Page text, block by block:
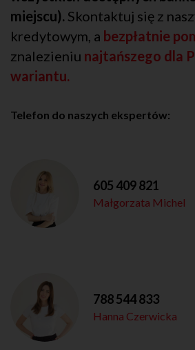
miejscu). Skontaktuj się z
kredytowym, a bezpłatnie
znalezieniu najtańszego dla
wariantu.
Telefon do naszych ekspertów:
605 409 821
Małgorzata Michel
788 544 833
Hanna Czerwicka